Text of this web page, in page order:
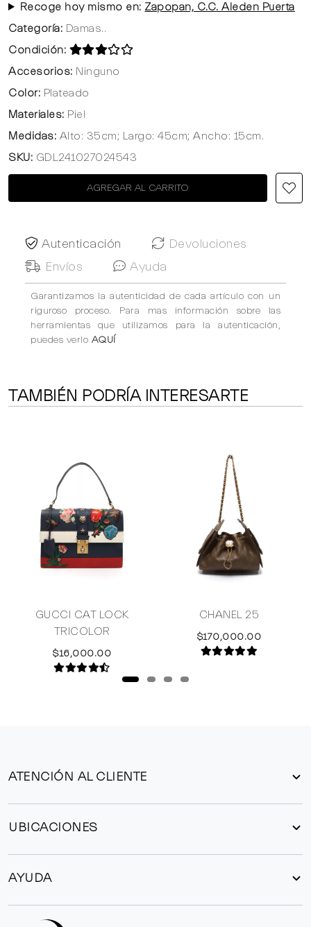
Recoge hoy mismo en: Zapopan, C.C. Aleden Puerta
Categoría: Damas..
Condición:
Accesorios: Ninguno
Color: Plateado
Materiales: Piel
Medidas: Alto: 35cm; Largo: 45cm; Ancho: 15cm.
SKU: GDL241027024543
AGREGAR AL CARRITO
Autenticación
Devoluciones
Envíos
Ayuda
Garantizamos la autenticidad de cada artículo con un
riguroso proceso. Para mas información sobre las
herramientas que utilizamos para la autenticación,
puedes verlo AQUÍ
TAMBIÉN PODRÍA INTERESARTE
GUCCI CAT LOCK
TRICOLOR
$16,000.00
CHANEL 25
$170,000.00
ATENCIÓN AL CLIENTE
UBICACIONES
AYUDA